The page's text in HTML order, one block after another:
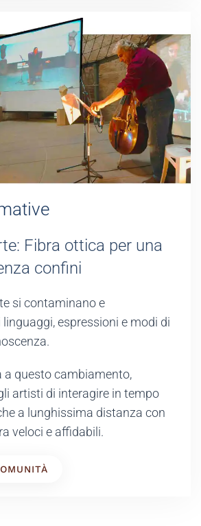
Fibra ottica per una
confini
si contaminano e
linguaggi, espressioni e modi di
a questo cambiamento,
artisti di interagire in tempo
a lunghissima distanza con
veloci e affidabili.